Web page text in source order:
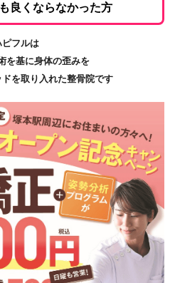
良くならなかった方
ピフルは
を基に身体の歪みを
を取り入れた整骨院です